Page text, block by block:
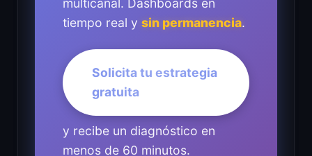
multicanal. Dashboards en
tiempo real y sin permanencia.
Solicita tu estrategia
gratuita
y recibe un diagnóstico en
menos de 60 minutos.